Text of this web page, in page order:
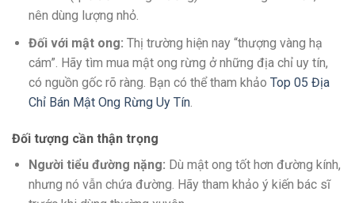
nên dùng lượng nhỏ.
Đối với mật ong: Thị trường hiện nay “thượng vàng hạ
cám”. Hãy tìm mua mật ong rừng ở những địa chỉ uy tín,
có nguồn gốc rõ ràng. Bạn có thể tham khảo Top 05 Địa
Chỉ Bán Mật Ong Rừng Uy Tín.
Đối tượng cần thận trọng
Người tiểu đường nặng: Dù mật ong tốt hơn đường kính,
nhưng nó vẫn chứa đường. Hãy tham khảo ý kiến bác sĩ